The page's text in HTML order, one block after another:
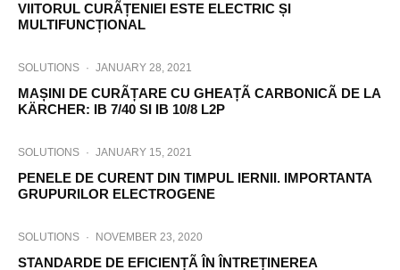
VIITORUL CURÃȚENIEI ESTE ELECTRIC ȘI
MULTIFUNCȚIONAL
SOLUTIONS · JANUARY 28, 2021
MAȘINI DE CURÃȚARE CU GHEAȚÃ CARBONICÃ DE LA
KÄRCHER: IB 7/40 SI IB 10/8 L2P
SOLUTIONS · JANUARY 15, 2021
PENELE DE CURENT DIN TIMPUL IERNII. IMPORTANTA
GRUPURILOR ELECTROGENE
SOLUTIONS · NOVEMBER 23, 2020
STANDARDE DE EFICIENȚÃ ÎN ÎNTREȚINEREA